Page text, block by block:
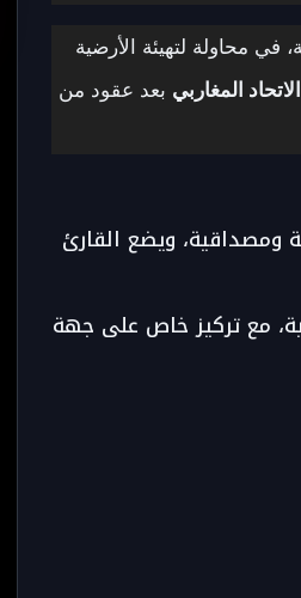
في محاولة لتهيئة الأرضية
المغاربي بعد عقود من
ومصداقية، ويضع القارئ
مع تركيز خاص على جهة